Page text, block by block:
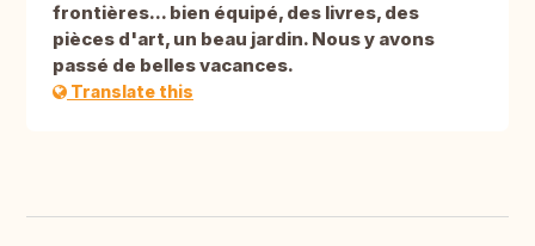
frontières... bien équipé, des livres, des
pièces d'art, un beau jardin. Nous y avons
passé de belles vacances.
Translate this